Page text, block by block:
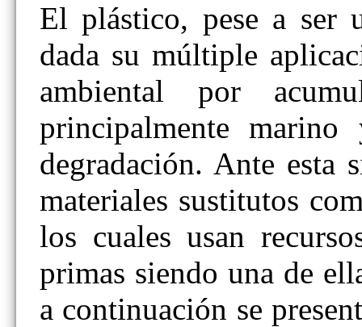
El plástico, pese a ser
dada su múltiple
ambiental por
principalmente
degradación. Ante esta
materiales sustitutos
los cuales usan
primas siendo una de
a continuación se